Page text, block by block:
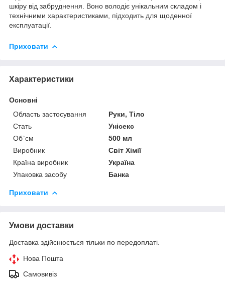
шкіру від забруднення. Воно володіє унікальним складом і
технічними характеристиками, підходить для щоденної
експлуатації.
Приховати
Характеристики
Основні
Область застосування
Руки, Тіло
Стать
Унісекс
Об`єм
500 мл
Виробник
Світ Хімії
Країна виробник
Україна
Упаковка засобу
Банка
Приховати
Умови доставки
Доставка здійснюється тільки по передоплаті.
Нова Пошта
Самовивіз